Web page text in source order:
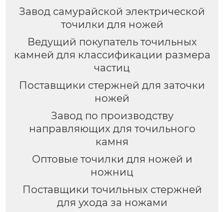
Завод самурайской электрической
точилки для ножей
Ведущий покупатель точильных
камней для классификации размера
частиц
Поставщики стержней для заточки
ножей
Завод по производству
направляющих для точильного
камня
Оптовые точилки для ножей и
ножниц
Поставщики точильных стержней
для ухода за ножами